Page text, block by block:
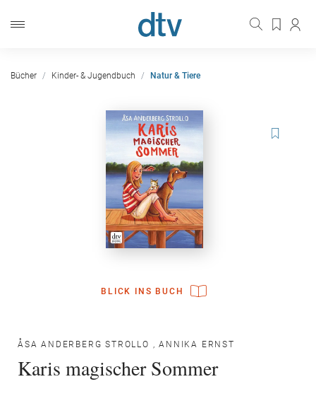
Bücher Kinder- & Jugendbuch Natur & Tiere
BLICK INS BUCH
ÅSA ANDERBERG STROLLO ,ANNIKA ERNST
Karis magischer Sommer